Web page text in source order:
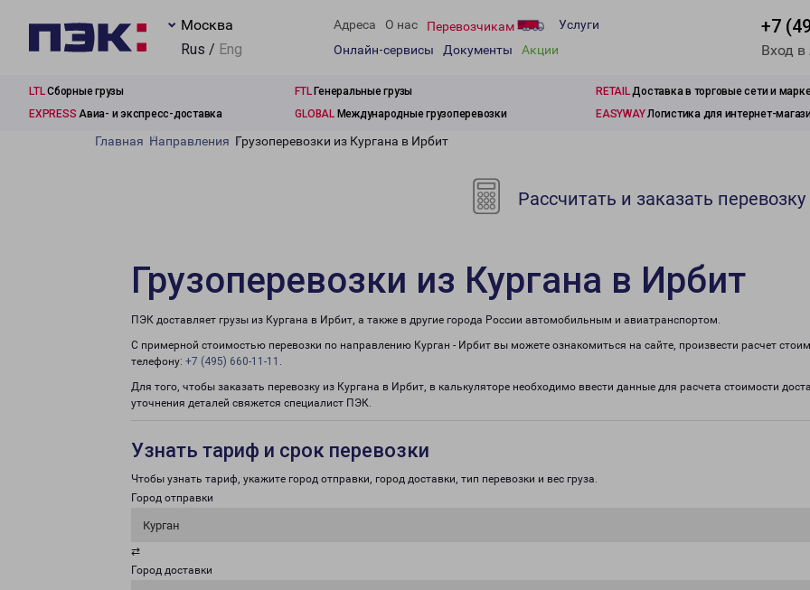
Москва
Rus / Eng
Адреса О нас Перевозчикам
Услуги
Онлайн-сервисы
Документы Акции
+7
Вход
LTLСборные грузы FTLГенеральные грузы RETAILДоставка в торговые сети и
EXPRESS Авиа- и экспресс-доставка GLOBALМеждународные грузоперевозки EASYWAYЛогистика для интернет-
Главная Направления Грузоперевозки из Кургана в Ирбит
Рассчитать и заказать перевозку
Грузоперевозки из Кургана в Ирбит
ПЭК доставляет грузы из Кургана в Ирбит, а также в другие города России автомобильным и авиатранспортом.
С примерной стоимостью перевозки по направлению Курган - Ирбит вы можете ознакомиться на сайте, произвести расчет
телефону: +7 (495) 660-11-11 .
Для того, чтобы заказать перевозку из Кургана в Ирбит, в калькуляторе необходимо ввести данные для расчета стоимости
уточнения деталей свяжется специалист ПЭК.
Узнать тариф и срок перевозки
Чтобы узнать тариф, укажите город отправки, город доставки, тип перевозки и вес груза.
Город отправки
Курган
⇄
Город доставки